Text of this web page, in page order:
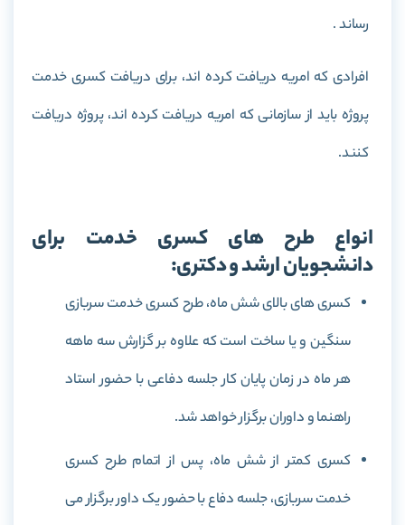
رساند .
افرادی که امریه دریافت کرده اند، برای دریافت کسری خدمت
پروژه باید از سازمانی که امریه دریافت کرده اند، پروژه دریافت
کنند.
انواع طرح های کسری خدمت برای
دانشجویان ارشد و دکتری:
کسری های بالای شش ماه، طرح کسری خدمت سربازی
سنگین و یا ساخت است که علاوه بر گزارش سه ماهه
هر ماه در زمان پایان کار جلسه دفاعی با حضور استاد
راهنما و داوران برگزار خواهد شد.
کسری کمتر از شش ماه، پس از اتمام طرح کسری
خدمت سربازی، جلسه دفاع با حضور یک داور برگزار می